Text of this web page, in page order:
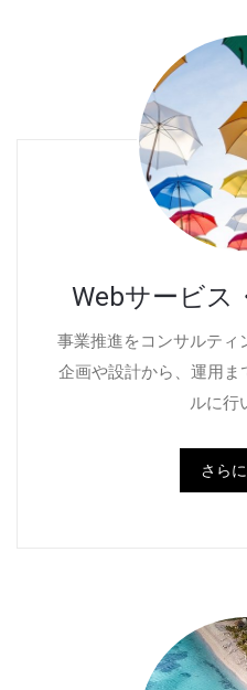
Webサービス
事業推進をコンサルティ
企画や設計から、運用ま
ルに行
さら